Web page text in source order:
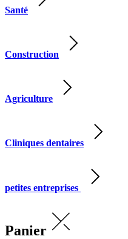
Santé
Construction
Agriculture
Cliniques dentaires
petites entreprises
Panier